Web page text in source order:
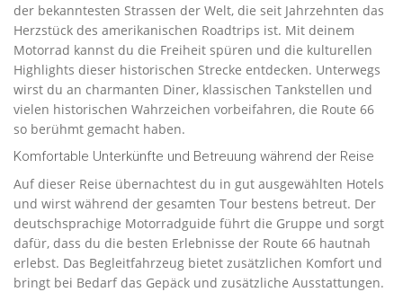
der bekanntesten Strassen der Welt, die seit Jahrzehnten das
Herzstück des amerikanischen Roadtrips ist. Mit deinem
Motorrad kannst du die Freiheit spüren und die kulturellen
Highlights dieser historischen Strecke entdecken. Unterwegs
wirst du an charmanten Diner, klassischen Tankstellen und
vielen historischen Wahrzeichen vorbeifahren, die Route 66
so berühmt gemacht haben.
Komfortable Unterkünfte und Betreuung während der Reise
Auf dieser Reise übernachtest du in gut ausgewählten Hotels
und wirst während der gesamten Tour bestens betreut. Der
deutschsprachige Motorradguide führt die Gruppe und sorgt
dafür, dass du die besten Erlebnisse der Route 66 hautnah
erlebst. Das Begleitfahrzeug bietet zusätzlichen Komfort und
bringt bei Bedarf das Gepäck und zusätzliche Ausstattungen.